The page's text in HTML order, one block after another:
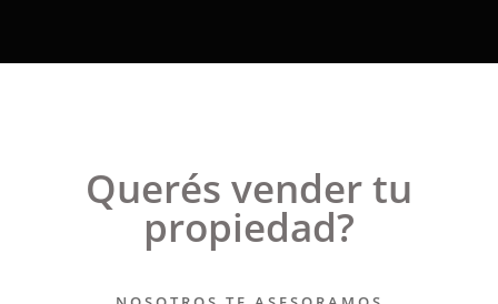
Querés vender tu
propiedad?